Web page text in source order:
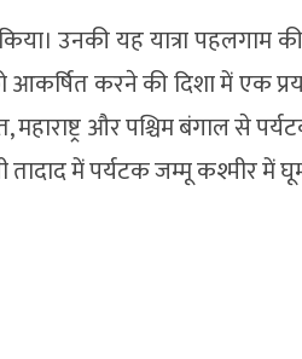
उनकी यह यात्रा पहलगाम
करने की दिशा में एक
और पश्चिम बंगाल से
में पर्यटक जम्मू कश्मीर में